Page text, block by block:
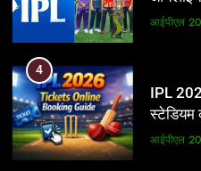
आईपीएल
5
IPL
के क्रिकेट
आईपीएल
आईपीएल
4
IPL
स्टेडियम
आईपीएल